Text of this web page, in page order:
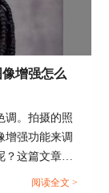
用最多的一
时代和社
具还是比较
人也是很实
有很多使用
7的使用方
增强怎么
调。拍摄的照
增强功能来调
？这篇文章就
图像增强怎
阅读全文 >